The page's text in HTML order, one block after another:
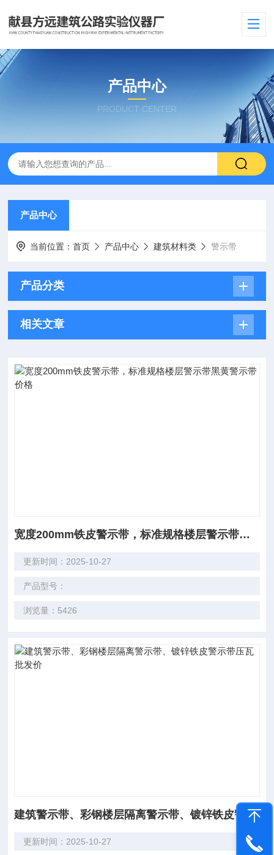
产品中心
PRODUCT CENTER
产品中心
当前位置：首页 产品中心 建筑材料类 警示带
产品分类
相关文章
宽度200mm铁皮警示带，标准规格楼层警示带黑黄警示带价格
更新时间：2025-10-27
产品型号：
浏览量：5426
建筑警示带、彩钢楼层隔离警示带、镀锌铁皮警示带压瓦批发价
更新时间：2025-10-27